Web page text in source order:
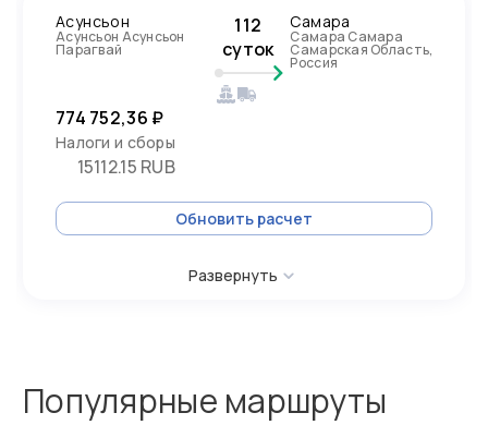
Асунсьон
Асунсьон Асунсьон
Парагвай
112
суток
Самара
Самара Самара
Самарская Область,
Россия
774 752,36 ₽
Налоги и сборы
15112.15 RUB
Обновить расчет
Развернуть
Популярные маршруты